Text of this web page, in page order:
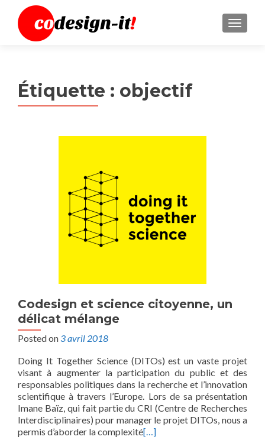
MENU
Étiquette : objectif
Codesign et science citoyenne, un
délicat mélange
Posted on 3 avril 2018
Doing It Together Science (DITOs) est un vaste projet
visant à augmenter la participation du public et des
responsables politiques dans la recherche et l’innovation
scientifique à travers l’Europe. Lors de sa présentation
Imane Baïz, qui fait partie du CRI (Centre de Recherches
Interdisciplinaires) pour manager le projet DITOs, nous a
permis d’aborder la complexité[…]